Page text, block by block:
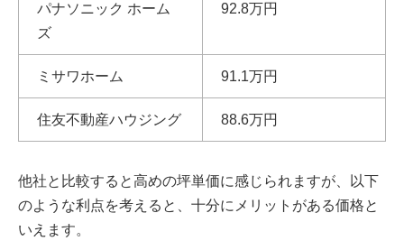
パナソニック ホーム
ズ
92.8万円
ミサワホーム 91.1万円
住友不動産ハウジング 88.6万円
他社と比較すると高めの坪単価に感じられますが、以下
のような利点を考えると、十分にメリットがある価格と
いえます。